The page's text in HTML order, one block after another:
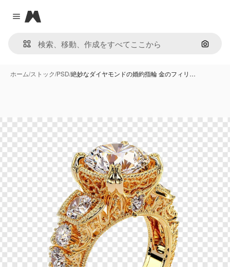
Close menu
Magnific
画像で
ホーム/ストック/PSD/絶妙なダイヤモンドの婚約指輪 金のフィリ…